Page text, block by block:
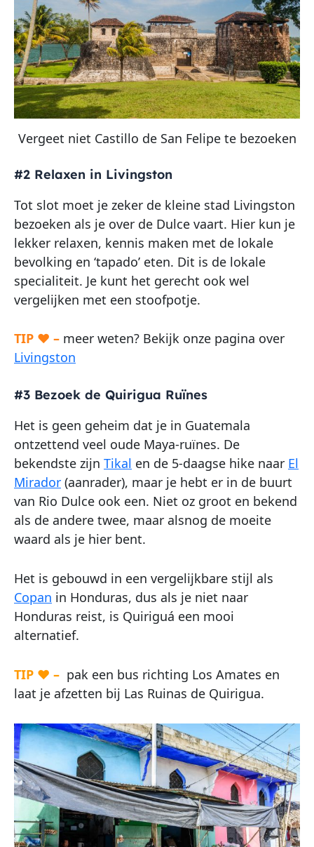
Vergeet niet Castillo de San Felipe te bezoeken
#2 Relaxen in Livingston
Tot slot moet je zeker de kleine stad Livingston
bezoeken als je over de Dulce vaart. Hier kun je
lekker relaxen, kennis maken met de lokale
bevolking en ‘tapado’ eten. Dit is de lokale
specialiteit. Je kunt het gerecht ook wel
vergelijken met een stoofpotje.
TIP ♥ – meer weten? Bekijk onze pagina over
Livingston
#3 Bezoek de Quirigua Ruïnes
Het is geen geheim dat je in Guatemala
ontzettend veel oude Maya-ruïnes. De
bekendste zijn Tikal en de 5-daagse hike naar El
Mirador (aanrader), maar je hebt er in de buurt
van Rio Dulce ook een. Niet oz groot en bekend
als de andere twee, maar alsnog de moeite
waard als je hier bent.
Het is gebouwd in een vergelijkbare stijl als
Copan in Honduras, dus als je niet naar
Honduras reist, is Quiriguá een mooi
alternatief.
TIP ♥ – pak een bus richting Los Amates en
laat je afzetten bij Las Ruinas de Quirigua.